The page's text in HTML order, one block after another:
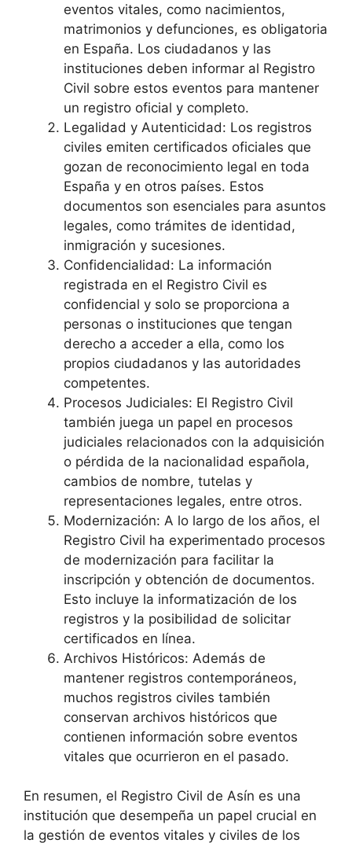
eventos vitales, como nacimientos,
matrimonios y defunciones, es obligatoria
en España. Los ciudadanos y las
instituciones deben informar al Registro
Civil sobre estos eventos para mantener
un registro oficial y completo.
Legalidad y Autenticidad: Los registros
civiles emiten certificados oficiales que
gozan de reconocimiento legal en toda
España y en otros países. Estos
documentos son esenciales para asuntos
legales, como trámites de identidad,
inmigración y sucesiones.
Confidencialidad: La información
registrada en el Registro Civil es
confidencial y solo se proporciona a
personas o instituciones que tengan
derecho a acceder a ella, como los
propios ciudadanos y las autoridades
competentes.
Procesos Judiciales: El Registro Civil
también juega un papel en procesos
judiciales relacionados con la adquisición
o pérdida de la nacionalidad española,
cambios de nombre, tutelas y
representaciones legales, entre otros.
Modernización: A lo largo de los años, el
Registro Civil ha experimentado procesos
de modernización para facilitar la
inscripción y obtención de documentos.
Esto incluye la informatización de los
registros y la posibilidad de solicitar
certificados en línea.
Archivos Históricos: Además de
mantener registros contemporáneos,
muchos registros civiles también
conservan archivos históricos que
contienen información sobre eventos
vitales que ocurrieron en el pasado.
En resumen, el Registro Civil de Asín es una
institución que desempeña un papel crucial en
la gestión de eventos vitales y civiles de los